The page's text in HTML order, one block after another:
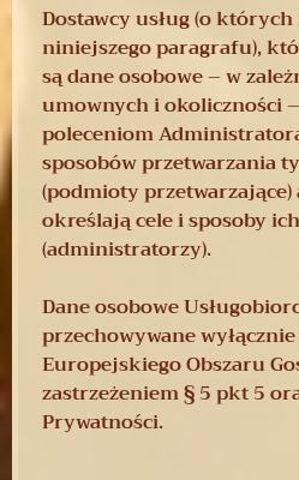
Dostawcy usług (o
niniejszego paragrafu),
są dane osobowe – w
umownych i okoliczności
poleceniom
sposobów przetwarzania
(podmioty
określają cele i sposoby
(administratorzy).
Dane osobowe
przechowywane
Europejskiego Obszaru
zastrzeżeniem § 5 pkt 5
Prywatności.